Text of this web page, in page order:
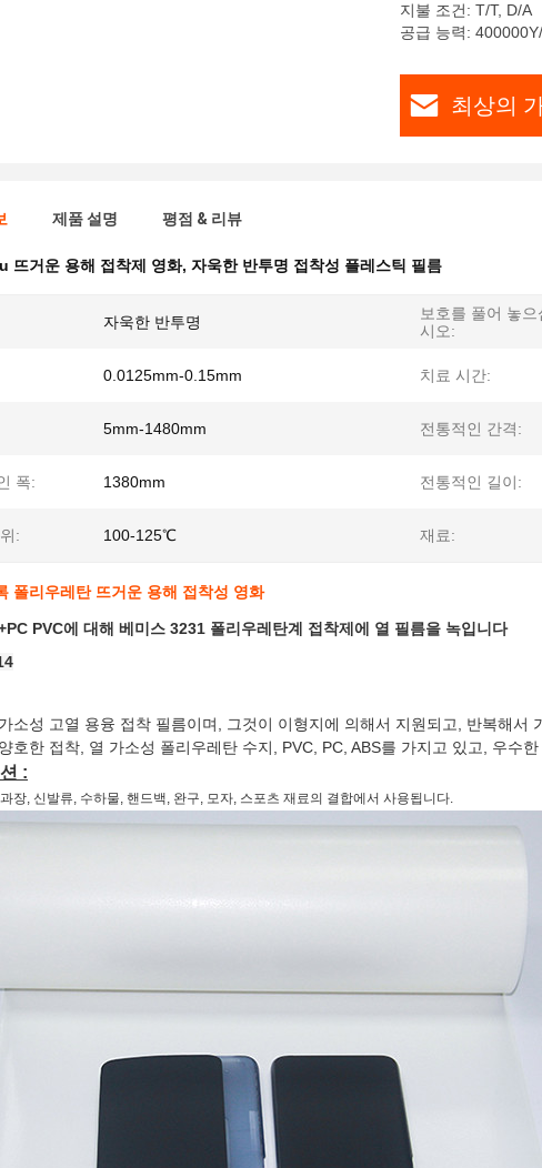
지불 조건: T/T, D/A
공급 능력:
최상의
제품 설명 평점 & 리뷰
뜨거운 용해 접착제 영화, 자욱한 반투명 접착성 플레스틱 필름
자욱한 반투명
보호를 풀어 놓으
시오:
0.0125mm-0.15mm 치료 시간:
5mm-1480mm 전통적인 간격:
폭: 1380mm 전통적인 길이:
: 100-125℃ 재료:
폴리우레탄 뜨거운 용해 접착성 영화
PVC에 대해 베미스 3231 폴리우레탄계 접착제에 열 필름을 녹입니다
소성 고열 용융 접착 필름이며, 그것이 이형지에 의해서 지원되고, 반복해서
호한 접착, 열 가소성 폴리우레탄 수지, PVC, PC, ABS를 가지고 있고, 우수
:
장, 신발류, 수하물, 핸드백, 완구, 모자, 스포츠 재료의 결합에서 사용됩니다.